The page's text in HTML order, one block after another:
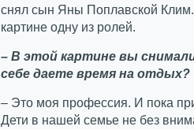
снял сын Яны Поплавской
картине одну из ролей.
– В этой картине вы
себе даете время на отдых?
– Это моя профессия. И пока
Дети в нашей семье не без